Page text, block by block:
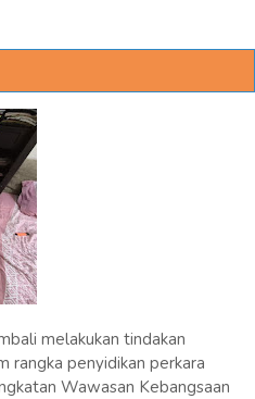
melakukan tindakan
rangka penyidikan perkara
Wawasan Kebangsaan